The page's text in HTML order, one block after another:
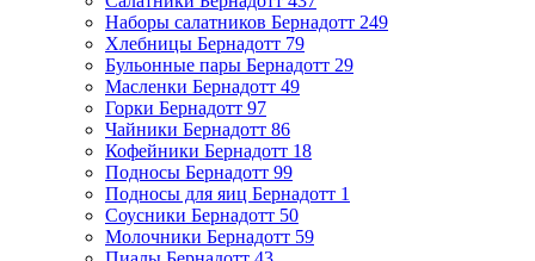
Наборы салатников Бернадотт 249
Хлебницы Бернадотт 79
Бульонные пары Бернадотт 29
Масленки Бернадотт 49
Горки Бернадотт 97
Чайники Бернадотт 86
Кофейники Бернадотт 18
Подносы Бернадотт 99
Подносы для яиц Бернадотт 1
Соусники Бернадотт 50
Молочники Бернадотт 59